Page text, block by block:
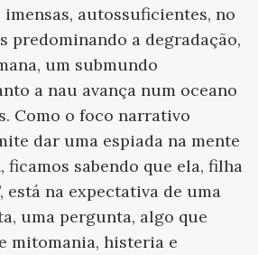
autossuficientes, no
predominando a degradação,
um submundo
a nau avança num oceano
Como o foco narrativo
dar uma espiada na mente
ficamos sabendo que ela, filha
está na expectativa de uma
uma pergunta, algo que
mitomania, histeria e